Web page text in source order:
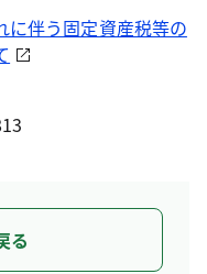
に伴う固定資産税等の
る